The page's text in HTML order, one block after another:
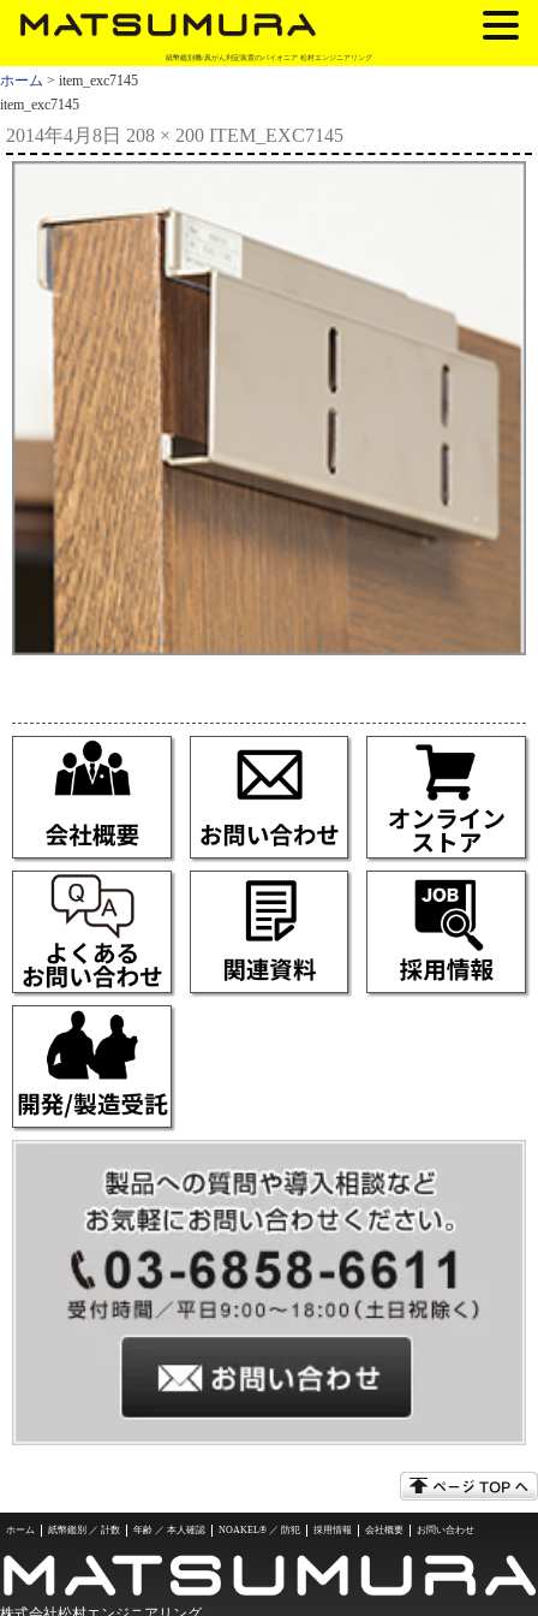
紙幣鑑別機/真がん判定装置のパイオニア 松村エンジニアリング
ホーム > item_exc7145
item_exc7145
2014年4月8日 208 × 200 ITEM_EXC7145
ホーム 紙幣鑑別 ／ 計数 年齢 ／ 本人確認 NOAKEL® ／ 防犯 採用情報 会社概要 お問い合わせ